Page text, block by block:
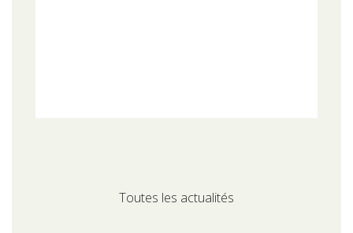
Toutes les actualités